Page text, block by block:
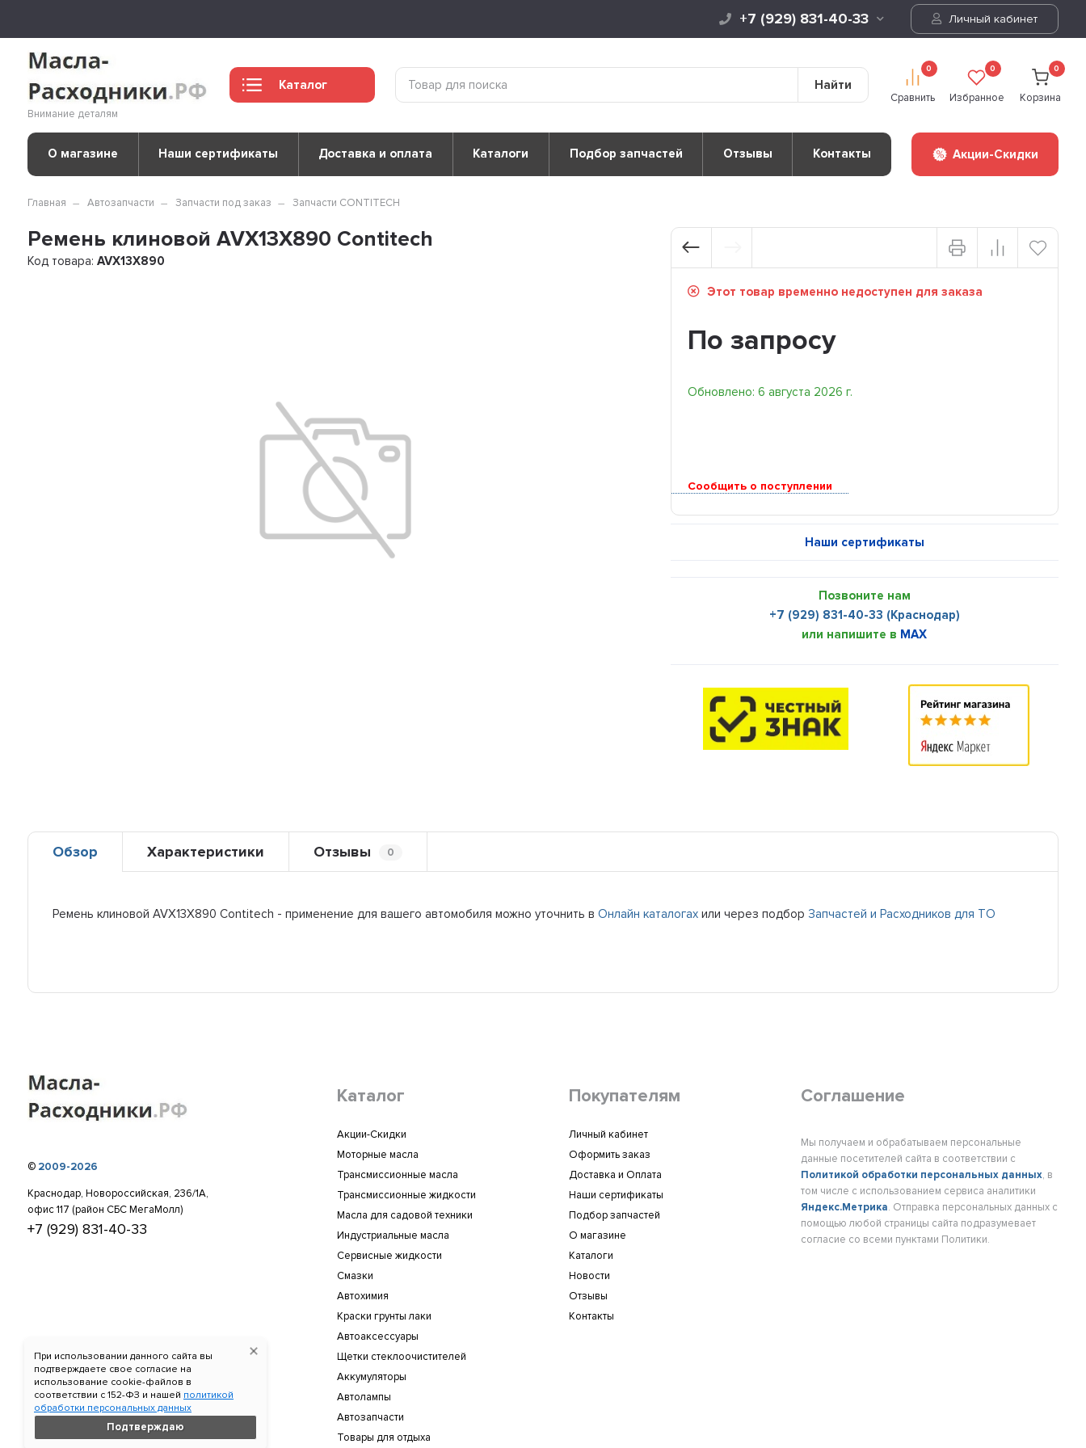
При использовании данного сайта вы
подтверждаете свое согласие на
использование cookie-файлов в
соответствии c 152-ФЗ и нашей политикой
обработки персональных данных
Подтверждаю
+7 (929) 831-40-33 Личный кабинет
Внимание деталям
Каталог Найти
0
Сравнить
0
Избранное
0
Корзина
О магазине Наши сертификаты Доставка и оплата Каталоги Подбор запчастей Отзывы Контакты Акции-Скидки
Главная Автозапчасти Запчасти под заказ Запчасти CONTITECH
Ремень клиновой AVX13X890 Contitech
Код товара:AVX13X890
Этот товар временно недоступен для заказа
По запросу
Обновлено: 6 августа 2026 г.
Сообщить о поступлении
Наши сертификаты
Позвоните нам
+7 (929) 831-40-33 (Краснодар)
или напишите в MAX
Обзор Характеристики Отзывы 0
Ремень клиновой AVX13X890 Contitech - применение для вашего автомобиля можно уточнить вОнлайн каталогах или через подбор Запчастей и Расходников для ТО
© 2009-2026
Краснодар, Новороссийская, 236/1А,
офис 117 (район СБС МегаМолл)
+7 (929) 831-40-33
Каталог
Акции-Скидки
Моторные масла
Трансмиссионные масла
Трансмиссионные жидкости
Масла для садовой техники
Индустриальные масла
Сервисные жидкости
Смазки
Автохимия
Краски грунты лаки
Автоаксессуары
Щетки стеклоочистителей
Аккумуляторы
Автолампы
Автозапчасти
Товары для отдыха
Покупателям
Личный кабинет
Оформить заказ
Доставка и Оплата
Наши сертификаты
Подбор запчастей
О магазине
Каталоги
Новости
Отзывы
Контакты
Соглашение
Мы получаем и обрабатываем персональные
данные посетителей сайта в соответствии с
Политикой обработки персональных данных, в
том числе с использованием сервиса аналитики
Яндекс.Метрика. Отправка персональных данных с
помощью любой страницы сайта подразумевает
согласие со всеми пунктами Политики.